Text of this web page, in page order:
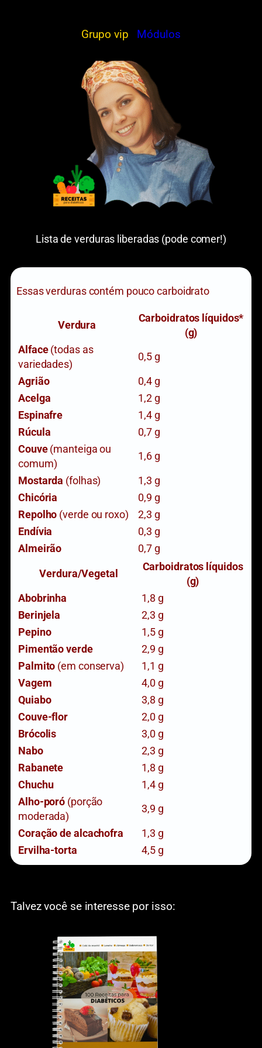
Grupo vip Módulos
Lista de verduras liberadas (pode comer!)
Essas verduras contém pouco carboidrato
Verdura
Carboidratos líquidos*
(g)
Alface(todas as
variedades)
0,5 g
Agrião
0,4 g
Acelga
1,2 g
Espinafre
1,4 g
Rúcula
0,7 g
Couve(manteiga ou
comum)
1,6 g
Mostarda (folhas)
1,3 g
Chicória
0,9 g
Repolho (verde ou roxo)
2,3 g
Endívia
0,3 g
Almeirão
0,7 g
Verdura/Vegetal
Carboidratos líquidos
(g)
Abobrinha
1,8 g
Berinjela
2,3 g
Pepino
1,5 g
Pimentão verde
2,9 g
Palmito (em conserva)
1,1 g
Vagem
4,0 g
Quiabo
3,8 g
Couve-flor
2,0 g
Brócolis
3,0 g
Nabo
2,3 g
Rabanete
1,8 g
Chuchu
1,4 g
Alho-poró (porção
moderada)
3,9 g
Coração de alcachofra
1,3 g
Ervilha-torta
4,5 g
Talvez você se interesse por isso: